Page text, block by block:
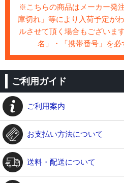
※こちらの商品はメーカー発
庫切れ」等により入荷予定が
ルさせて頂く場合もございま
名」・「携帯番号」を必
ご利用ガイド
ご利用案内
お支払い方法について
送料・配送について